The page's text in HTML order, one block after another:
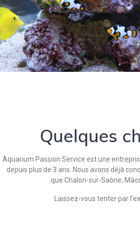
Quelques
Aquarium Passion Service est une
depuis plus de 3 ans. Nous avons déjà
que Chalon-sur-Saône,
Laissez-vous tenter par